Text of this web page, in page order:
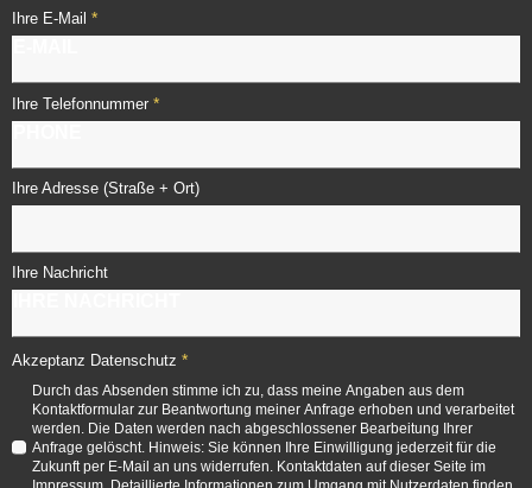
Ihre E-Mail *
Ihre Telefonnummer *
Ihre Adresse (Straße + Ort)
Ihre Nachricht
Akzeptanz Datenschutz *
Durch das Absenden stimme ich zu, dass meine Angaben aus dem
Kontaktformular zur Beantwortung meiner Anfrage erhoben und verarbeitet
werden. Die Daten werden nach abgeschlossener Bearbeitung Ihrer
Anfrage gelöscht. Hinweis: Sie können Ihre Einwilligung jederzeit für die
Zukunft per E-Mail an uns widerrufen. Kontaktdaten auf dieser Seite im